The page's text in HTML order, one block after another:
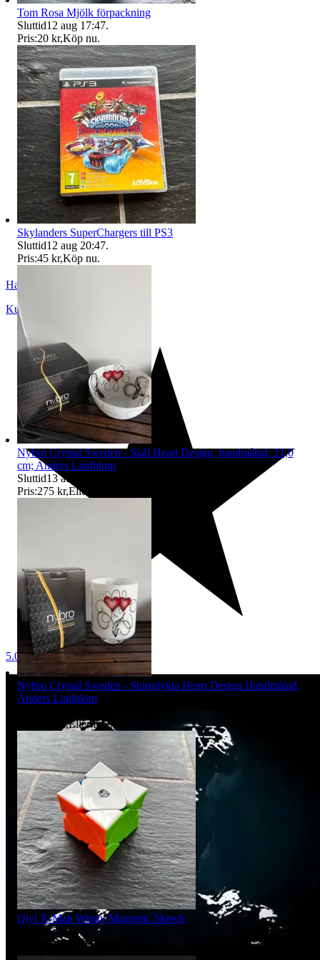
HackenKnacker
Kungsbacka
5.0
Tom Rosa Mjölk förpackning
Sluttid12 aug 17:47.
Pris:20 kr,Köp nu.
Skylanders SuperChargers till PS3
Sluttid12 aug 20:47.
Pris:45 kr,Köp nu.
Nybro Crystal Sweden - Skål Heart Design, handmålad, 21,0
cm; Anders Lindblom
Sluttid13 aug 20:58
Pris:275 kr,Eller Köp nu
Nybro Crystal Sweden - Stormlykta Heart Design Handmålad,
Anders Lindblom
300 kr,Eller Köp nu
Qiyi X-Man Wingy Magnetic Skewb
Sluttid 13 aug 20:59
30 kr, Eller Köp nu